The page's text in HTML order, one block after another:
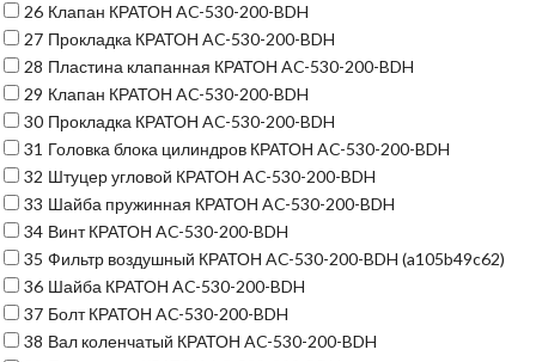
26 Клапан КРАТОН AC-530-200-BDH
27 Прокладка КРАТОН AC-530-200-BDH
28 Пластина клапанная КРАТОН AC-530-200-BDH
29 Клапан КРАТОН AC-530-200-BDH
30 Прокладка КРАТОН AC-530-200-BDH
31 Головка блока цилиндров КРАТОН AC-530-200-BDH
32 Штуцер угловой КРАТОН AC-530-200-BDH
33 Шайба пружинная КРАТОН AC-530-200-BDH
34 Винт КРАТОН AC-530-200-BDH
35 Фильтр воздушный КРАТОН AC-530-200-BDH (a105b49c62)
36 Шайба КРАТОН AC-530-200-BDH
37 Болт КРАТОН AC-530-200-BDH
38 Вал коленчатый КРАТОН AC-530-200-BDH